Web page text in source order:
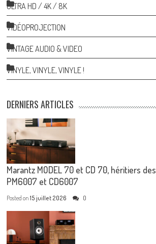
ULTRA HD / 4K / 8K
VIDÉOPROJECTION
VINTAGE AUDIO & VIDEO
VINYLE, VINYLE, VINYLE !
DERNIERS ARTICLES
Marantz MODEL 70 et CD 70, héritiers des
PM6007 et CD6007
Posted on15 juillet 2026 0